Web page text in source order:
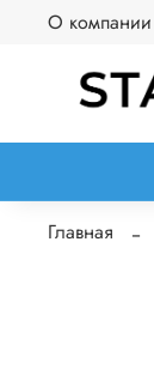
О компании
Главная